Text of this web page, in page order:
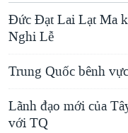
Đức Đạt Lai Lạt Ma
Nghi Lễ
Trung Quốc bênh
Lãnh đạo mới của
với TQ